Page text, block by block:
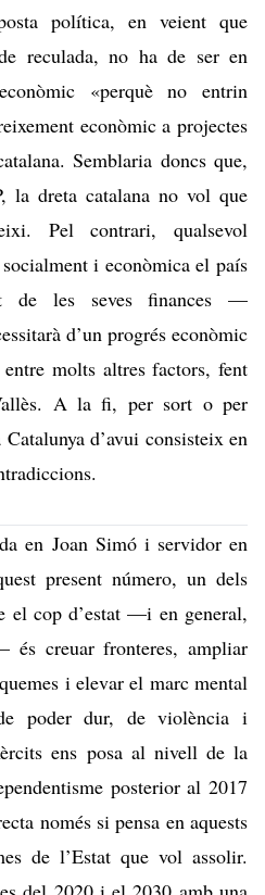
política, en veient que
reculada, no ha de ser en
«perquè no entrin
econòmic a projectes
Semblaria doncs que,
la dreta catalana no vol que
Pel contrari, qualsevol
i econòmica el país
de les seves finances —
d’un progrés econòmic
molts altres factors, fent
A la fi, per sort o per
d’avui consisteix en
en Joan Simó i servidor en
present número, un dels
el cop d’estat —i en general,
és creuar fronteres, ampliar
i elevar el marc mental
poder dur, de violència i
ens posa al nivell de la
posterior al 2017
només si pensa en aquests
de l’Estat que vol assolir.